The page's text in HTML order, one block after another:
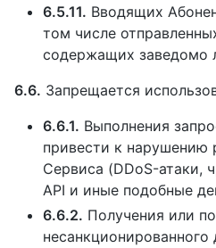
6.5.11. Вводящих
том числе
содержащих
6.6. Запрещается
6.6.1. Выполнения
привести к нарушению
Сервиса (DDoS-атаки,
API и иные подобные
6.6.2. Получения или
несанкционированного